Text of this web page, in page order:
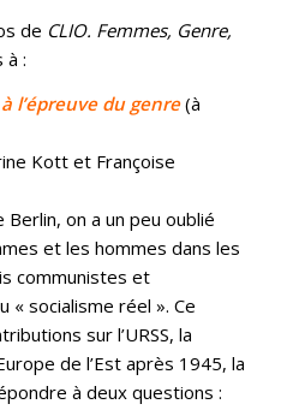
de CLIO. Femmes, Genre,
:
l’épreuve du genre(à
Kott et Françoise
on a un peu oublié
et les hommes dans les
communistes et
« socialisme réel ». Ce
sur l’URSS, la
de l’Est après 1945, la
à deux questions :